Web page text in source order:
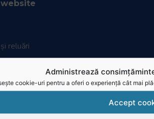
Administrează
cookie-uri pentru a oferi o experiență cât mai
Accept
reluări